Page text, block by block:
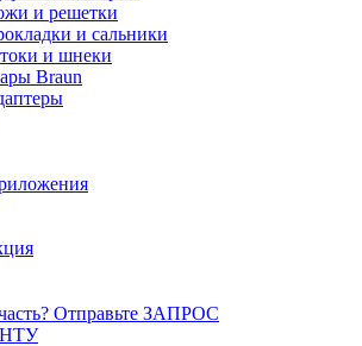
и решетки
и сальники
и шнеки
Braun
Отправьте ЗАПРОС